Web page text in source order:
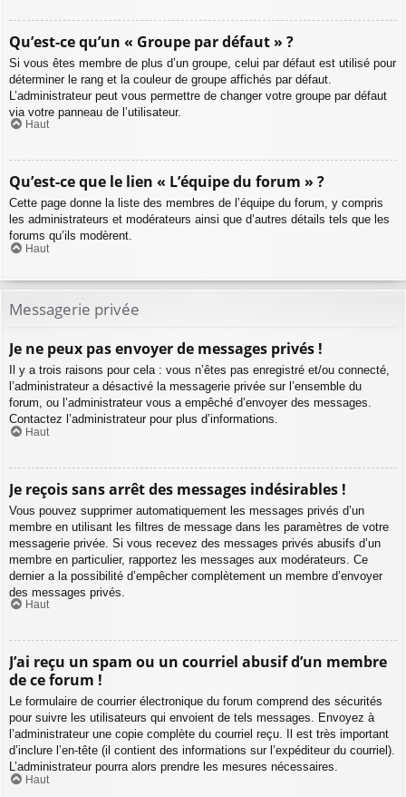
Qu’est-ce qu’un « Groupe par défaut » ?
Si vous êtes membre de plus d’un groupe, celui par défaut est utilisé pour
déterminer le rang et la couleur de groupe affichés par défaut.
L’administrateur peut vous permettre de changer votre groupe par défaut
via votre panneau de l’utilisateur.
Haut
Qu’est-ce que le lien « L’équipe du forum » ?
Cette page donne la liste des membres de l’équipe du forum, y compris
les administrateurs et modérateurs ainsi que d’autres détails tels que les
forums qu’ils modèrent.
Haut
Messagerie privée
Je ne peux pas envoyer de messages privés !
Il y a trois raisons pour cela : vous n’êtes pas enregistré et/ou connecté,
l’administrateur a désactivé la messagerie privée sur l’ensemble du
forum, ou l’administrateur vous a empêché d’envoyer des messages.
Contactez l’administrateur pour plus d’informations.
Haut
Je reçois sans arrêt des messages indésirables !
Vous pouvez supprimer automatiquement les messages privés d’un
membre en utilisant les filtres de message dans les paramètres de votre
messagerie privée. Si vous recevez des messages privés abusifs d’un
membre en particulier, rapportez les messages aux modérateurs. Ce
dernier a la possibilité d’empêcher complètement un membre d’envoyer
des messages privés.
Haut
J’ai reçu un spam ou un courriel abusif d’un membre
de ce forum !
Le formulaire de courrier électronique du forum comprend des sécurités
pour suivre les utilisateurs qui envoient de tels messages. Envoyez à
l’administrateur une copie complète du courriel reçu. Il est très important
d’inclure l’en-tête (il contient des informations sur l’expéditeur du courriel).
L’administrateur pourra alors prendre les mesures nécessaires.
Haut